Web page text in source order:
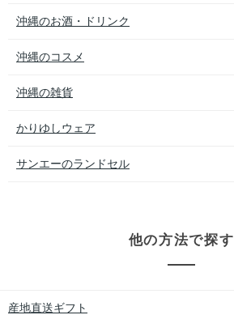
沖縄のお酒・ドリンク
沖縄のコスメ
沖縄の雑貨
かりゆしウェア
サンエーのランドセル
他の方法で探す
産地直送ギフト